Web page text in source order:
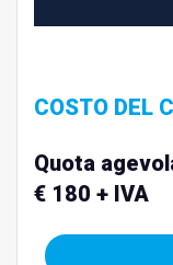
COSTO DEL
Quota
€ 180 + IVA